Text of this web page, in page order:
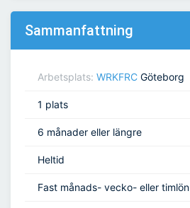
Sammanfattning
Arbetsplats: WRKFRC Göteborg
1 plats
6 månader eller längre
Heltid
Fast månads- vecko- eller timlön